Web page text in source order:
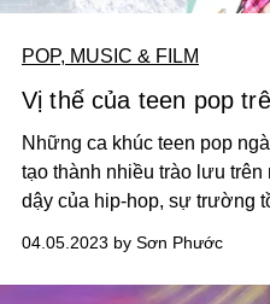
POP, MUSIC & FILM
Vị thế của teen pop
Những ca khúc teen pop
tạo thành nhiều trào lưu
dậy của hip-hop, sự trường
giả yêu nhạc Việt. Hàng
rất nhanh chóng nhờ dòng
04.05.2023 by Sơn Phước